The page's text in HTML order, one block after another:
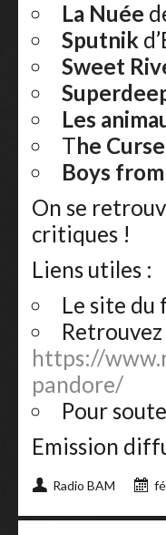
La Nuée
Sputnik
Sweet
Les
The
Boys
On se
critiques !
Liens utiles :
Le site du
https://
pandore/
Pour
Emission
Radio BAM